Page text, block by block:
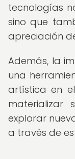
tecnologías
sino que
apreciación
Además, la
una
artística en
materializar
explorar
a través de